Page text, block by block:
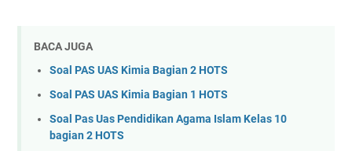
BACA JUGA
Soal PAS UAS Kimia Bagian 2 HOTS
Soal PAS UAS Kimia Bagian 1 HOTS
Soal Pas Uas Pendidikan Agama Islam Kelas 10
bagian 2 HOTS